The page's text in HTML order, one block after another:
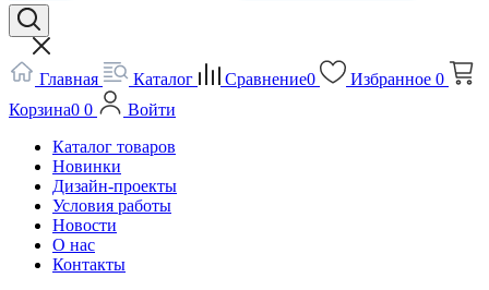
Главная Каталог Сравнение0 Избранное 0
Корзина0 0
Войти
Каталог товаров
Новинки
Дизайн-проекты
Условия работы
Новости
О нас
Контакты